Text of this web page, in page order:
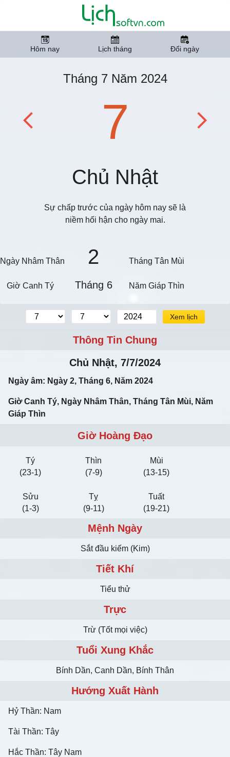
Hôm nay Lịch tháng Đổi ngày
Tháng 7 Năm 2024
7
Chủ Nhật
Sự chấp trước của ngày hôm nay sẽ là
niềm hối hận cho ngày mai.
Ngày Nhâm Thân 2 Tháng Tân Mùi
Giờ Canh Tý Tháng 6 Năm Giáp Thìn
Xem lịch
Thông Tin Chung
Chủ Nhật, 7/7/2024
Ngày âm: Ngày 2, Tháng 6, Năm 2024
Giờ Canh Tý, Ngày Nhâm Thân, Tháng Tân Mùi, Năm
Giáp Thìn
Giờ Hoàng Đạo
Tý
(23-1)
Thìn
(7-9)
Mùi
(13-15)
Sửu
(1-3)
Tỵ
(9-11)
Tuất
(19-21)
Mệnh Ngày
Sắt đầu kiếm (Kim)
Tiết Khí
Tiểu thử
Trực
Trừ (Tốt mọi việc)
Tuổi Xung Khắc
Bính Dần, Canh Dần, Bính Thân
Hướng Xuất Hành
Hỷ Thần: Nam
Tài Thần: Tây
Hắc Thần: Tây Nam